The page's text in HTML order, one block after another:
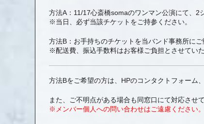
方法A：11/17心斎橋somaのワンマン公演にて、2
※当日、必ず当該チケットをご持参ください。
方法B：お手持ちのチケットを当バンド事務所に
※配送費、振込手数料はお客様ご負担とさせてい
方法Bをご希望の方は、HPのコンタクトフォーム、
また、ご不明点がある場合も同窓口にて対応させ
※メンバー個人への問い合わせはご遠慮ください。